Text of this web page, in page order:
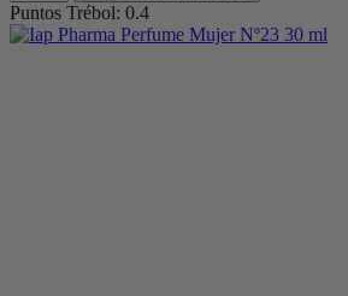
Puntos Trébol: 0.4